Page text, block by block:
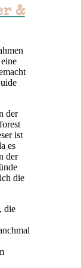
&
der
ist
es
der
die
die